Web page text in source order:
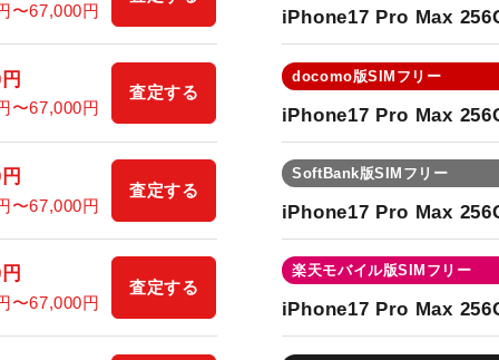
〜67,000円
〜67,000円
査定する
〜67,000円
査定する
〜67,000円
査定する
iPhone17 Pro Max
docomo版SIMフリー
iPhone17 Pro Max
SoftBank版SIMフリー
iPhone17 Pro Max
楽天モバイル版SIMフリー
iPhone17 Pro Max